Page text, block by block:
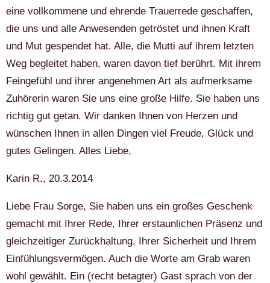
eine vollkommene und ehrende Trauerrede geschaffen,
die uns und alle Anwesenden getröstet und ihnen Kraft
und Mut gespendet hat. Alle, die Mutti auf ihrem letzten
Weg begleitet haben, waren davon tief berührt. Mit ihrem
Feingefühl und ihrer angenehmen Art als aufmerksame
Zuhörerin waren Sie uns eine große Hilfe. Sie haben uns
richtig gut getan. Wir danken Ihnen von Herzen und
wünschen Ihnen in allen Dingen viel Freude, Glück und
gutes Gelingen. Alles Liebe,
Karin R., 20.3.2014
Liebe Frau Sorge, Sie haben uns ein großes Geschenk
gemacht mit Ihrer Rede, Ihrer erstaunlichen Präsenz und
gleichzeitiger Zurückhaltung, Ihrer Sicherheit und Ihrem
Einfühlungsvermögen. Auch die Worte am Grab waren
wohl gewählt. Ein (recht betagter) Gast sprach von der